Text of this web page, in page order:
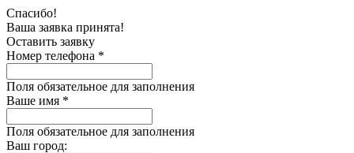
Спасибо!
Ваша заявка принята!
Оставить заявку
Номер телефона *
Поля обязательное для заполнения
Ваше имя *
Поля обязательное для заполнения
Ваш город: